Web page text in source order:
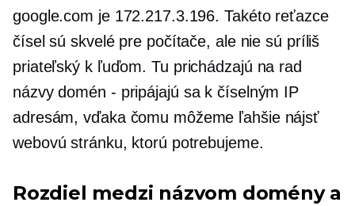
google.com je 172.217.3.196. Takéto reťazce
čísel sú skvelé pre počítače, ale nie sú príliš
priateľský k ľuďom. Tu prichádzajú na rad
názvy domén - pripájajú sa k číselným IP
adresám, vďaka čomu môžeme ľahšie nájsť
webovú stránku, ktorú potrebujeme.
Rozdiel medzi názvom domény a